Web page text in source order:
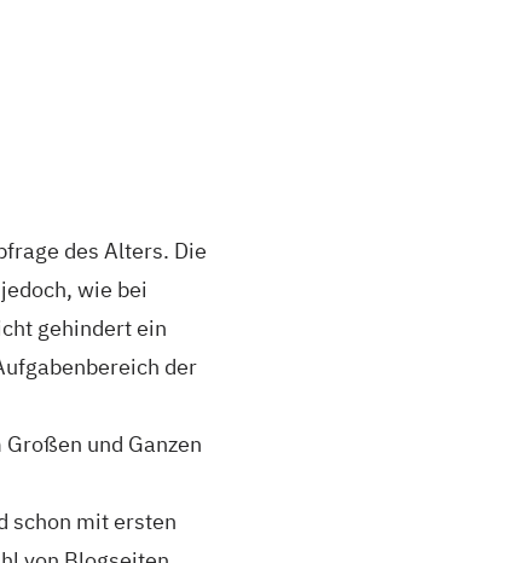
des Alters. Die
wie bei
gehindert ein
der
und Ganzen
schon mit ersten